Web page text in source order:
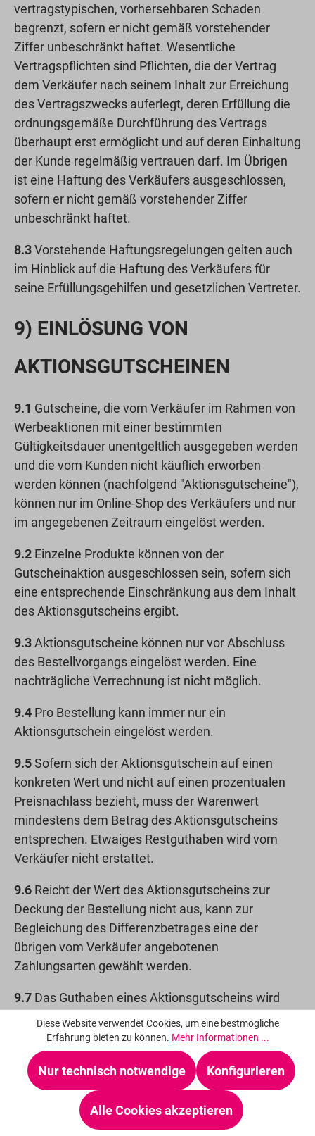
vertragstypischen, vorhersehbaren Schaden
begrenzt, sofern er nicht gemäß vorstehender
Ziffer unbeschränkt haftet. Wesentliche
Vertragspflichten sind Pflichten, die der Vertrag
dem Verkäufer nach seinem Inhalt zur Erreichung
des Vertragszwecks auferlegt, deren Erfüllung die
ordnungsgemäße Durchführung des Vertrags
überhaupt erst ermöglicht und auf deren Einhaltung
der Kunde regelmäßig vertrauen darf. Im Übrigen
ist eine Haftung des Verkäufers ausgeschlossen,
sofern er nicht gemäß vorstehender Ziffer
unbeschränkt haftet.
8.3Vorstehende Haftungsregelungen gelten auch
im Hinblick auf die Haftung des Verkäufers für
seine Erfüllungsgehilfen und gesetzlichen Vertreter.
9) EINLÖSUNG VON
AKTIONSGUTSCHEINEN
9.1 Gutscheine, die vom Verkäufer im Rahmen von
Werbeaktionen mit einer bestimmten
Gültigkeitsdauer unentgeltlich ausgegeben werden
und die vom Kunden nicht käuflich erworben
werden können (nachfolgend "Aktionsgutscheine"),
können nur im Online-Shop des Verkäufers und nur
im angegebenen Zeitraum eingelöst werden.
9.2 Einzelne Produkte können von der
Gutscheinaktion ausgeschlossen sein, sofern sich
eine entsprechende Einschränkung aus dem Inhalt
des Aktionsgutscheins ergibt.
9.3Aktionsgutscheine können nur vor Abschluss
des Bestellvorgangs eingelöst werden. Eine
nachträgliche Verrechnung ist nicht möglich.
9.4 Pro Bestellung kann immer nur ein
Aktionsgutschein eingelöst werden.
9.5Sofern sich der Aktionsgutschein auf einen
konkreten Wert und nicht auf einen prozentualen
Preisnachlass bezieht, muss der Warenwert
mindestens dem Betrag des Aktionsgutscheins
entsprechen. Etwaiges Restguthaben wird vom
Verkäufer nicht erstattet.
9.6 Reicht der Wert des Aktionsgutscheins zur
Deckung der Bestellung nicht aus, kann zur
Begleichung des Differenzbetrages eine der
übrigen vom Verkäufer angebotenen
Zahlungsarten gewählt werden.
9.7 Das Guthaben eines Aktionsgutscheins wird
weder in Bargeld ausgezahlt noch verzinst.
Der Aktionsgutschein wird nicht erstattet, wenn
der Kunde die mit dem Aktionsgutschein ganz oder
teilweise bezahlte Ware im Rahmen seines
gesetzlichen Widerrufsrechts zurückgibt.
Diese Website verwendet Cookies, um eine bestmögliche
Erfahrung bieten zu können. Mehr Informationen ...
Nur technisch notwendige Konfigurieren
Alle Cookies akzeptieren